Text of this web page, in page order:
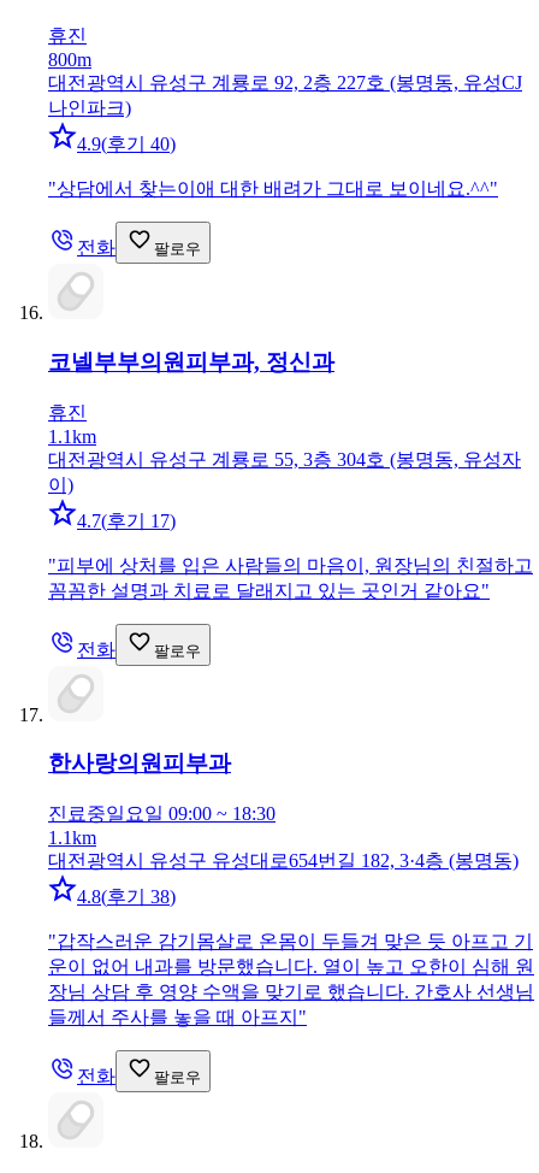
휴진
800m
대전광역시 유성구 계룡로 92, 2층 227호 (봉명동, 유성CJ
나인파크)
4.9(후기 40)
"상담에서 찾는이애 대한 배려가 그대로 보이네요.^^"
전화 팔로우
코넬부부의원 피부과, 정신과
휴진
1.1km
대전광역시 유성구 계룡로 55, 3층 304호 (봉명동, 유성자
이)
4.7(후기 17)
"피부에 상처를 입은 사람들의 마음이, 원장님의 친절하고
꼼꼼한 설명과 치료로 달래지고 있는 곳인거 같아요"
전화 팔로우
한사랑의원피부과
진료중일요일 09:00 ~ 18:30
1.1km
대전광역시 유성구 유성대로654번길 182, 3·4층 (봉명동)
4.8(후기 38)
"갑작스러운 감기몸살로 온몸이 두들겨 맞은 듯 아프고 기
운이 없어 내과를 방문했습니다. 열이 높고 오한이 심해 원
장님 상담 후 영양 수액을 맞기로 했습니다. 간호사 선생님
들께서 주사를 놓을 때 아프지 "
전화 팔로우